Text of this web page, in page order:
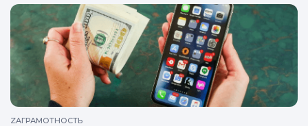
ZAГРАМОТНОСТЬ